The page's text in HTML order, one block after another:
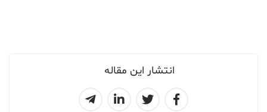
انتشار این مقاله